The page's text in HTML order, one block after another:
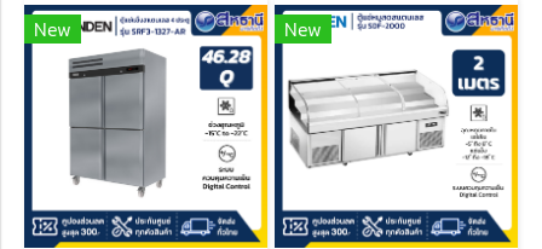
New New